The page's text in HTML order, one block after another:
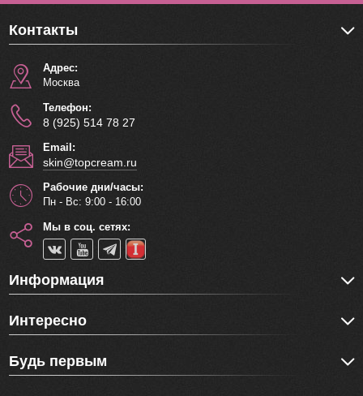
Контакты
Адрес:
Москва
Телефон:
8 (925) 514 78 27
Email:
skin@topcream.ru
Рабочие дни/часы:
Пн - Вс: 9:00 - 16:00
Мы в соц. сетях:
Информация
Интересно
Будь первым